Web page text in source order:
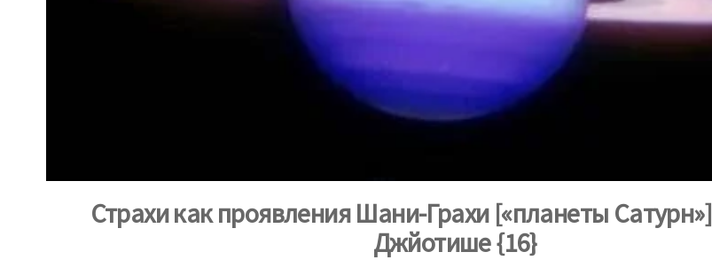
Страхи как проявления Шани-Грахи[«планеты Сатурн»]
Джйотише{16}